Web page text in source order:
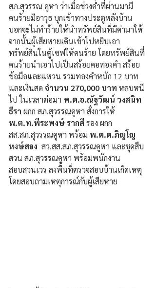
สภ.สุวรรณ คูหา ว่าเมื่อช่วงค่ำที่ผ่านมามี
คนร้ายมีอาวุธ บุกเข้าทางประตูหลังบ้าน
บอกจะไม่ทำร้ายให้นำทรัพย์สินที่มีค่ามาให้
จากนั้นผู้เสียหายเดินเข้าไปหยิบเอา
ทรัพย์สินในตู้เซฟให้คนร้าย โดยทรัพย์สินที่
คนร้ายนำเอาไปเป็นสร้อยคอทองคำ สร้อย
ข้อมือและแหวน รวมทองคำหนัก 12 บาท
และเงินสด จำนวน 270,000 บาท หลบหนี
ไป ในเวลาต่อมา พ.ต.อ.ณัฐวัฒน์ วงสนิท
ธีรา ผกก สภ.สุวรรณคูหา สั่งการให้
พ.ต.ท.พีระพงษ์ รากสี รอง ผกก
สส.สภ.สุวรรณคูหา พร้อม พ.ต.ต.ภิญโญ
หงษ์สอง
  สว.สส.สภ.สุวรรณคูหา และชุดสืบ
สวน สภ.สุวรรณคูหา พร้อมพนักงาน
สอบสวนเวร ลงพื้นที่ตรวจสอบบ้านเกิดเหตุ
โดยสอบถามเหตุการณ์กับผู้เสียหาย